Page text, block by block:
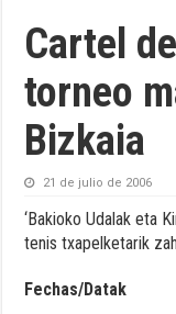
Cartel
torneo
Bizkaia
21 de julio de 2006
‘Bakioko Udalak eta
tenis txapelketarik
Fechas/Datak